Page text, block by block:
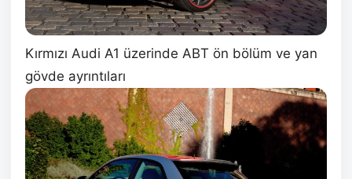
Kırmızı Audi A1 üzerinde ABT ön bölüm ve yan
gövde ayrıntıları